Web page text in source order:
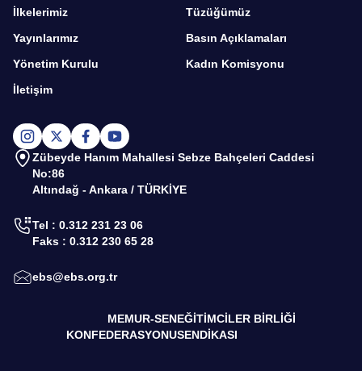
İlkelerimiz
Tüzüğümüz
Yayınlarımız
Basın Açıklamaları
Yönetim Kurulu
Kadın Komisyonu
İletişim
MEMUR-SEN
KONFEDERASYONU
EĞİTİMCİLER BİRLİĞİ
SENDİKASI
Zübeyde Hanım Mahallesi Sebze Bahçeleri Caddesi
No:86
Altındağ - Ankara / TÜRKİYE
Tel : 0.312 231 23 06
Faks : 0.312 230 65 28
ebs@ebs.org.tr